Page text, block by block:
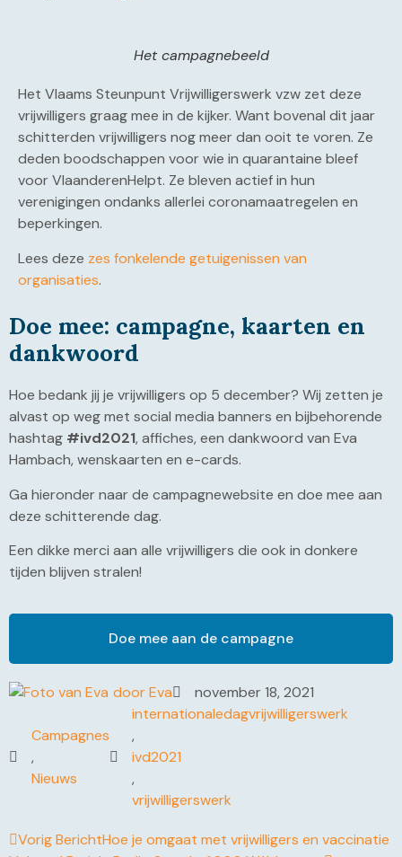
Het campagnebeeld
Het Vlaams Steunpunt Vrijwilligerswerk vzw zet deze
vrijwilligers graag mee in de kijker. Want bovenal dit jaar
schitterden vrijwilligers nog meer dan ooit te voren. Ze
deden boodschappen voor wie in quarantaine bleef
voor VlaanderenHelpt. Ze bleven actief in hun
verenigingen ondanks allerlei coronamaatregelen en
beperkingen.
Lees deze zes fonkelende getuigenissen van
organisaties.
Doe mee: campagne, kaarten en
dankwoord
Hoe bedank jij je vrijwilligers op 5 december? Wij zetten je
alvast op weg met social media banners en bijbehorende
hashtag #ivd2021, affiches, een dankwoord van Eva
Hambach, wenskaarten en e-cards.
Ga hieronder naar de campagnewebsite en doe mee aan
deze schitterende dag.
Een dikke merci aan alle vrijwilligers die ook in donkere
tijden blijven stralen!
Doe mee aan de campagne
doorEva november 18, 2021
Campagnes
,
Nieuws
internationaledagvrijwilligerswerk
,
ivd2021
,
vrijwilligerswerk
Vorig BerichtHoe je omgaat met vrijwilligers en vaccinatie